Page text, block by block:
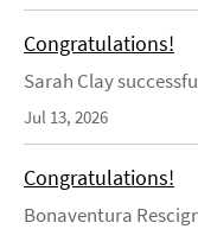
Congratulations!
Sarah Clay
Jul 13, 2026
Congratulations!
Bonaventura